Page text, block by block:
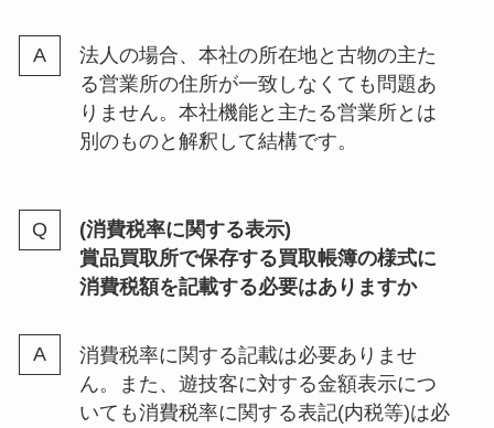
法人の場合、本社の所在地と古物の主た
る営業所の住所が一致しなくても問題あ
りません。本社機能と主たる営業所とは
別のものと解釈して結構です。
(消費税率に関する表示)
賞品買取所で保存する買取帳簿の様式に
消費税額を記載する必要はありますか
消費税率に関する記載は必要ありませ
ん。また、遊技客に対する金額表示につ
いても消費税率に関する表記(内税等)は必